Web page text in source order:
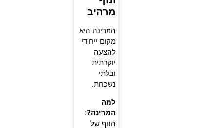
מרהיב
המרינה היא
מקום ייחודי
להצעה
יוקרתית
ובלתי
נשכחת.
למה
המרינה?:
הנוף של